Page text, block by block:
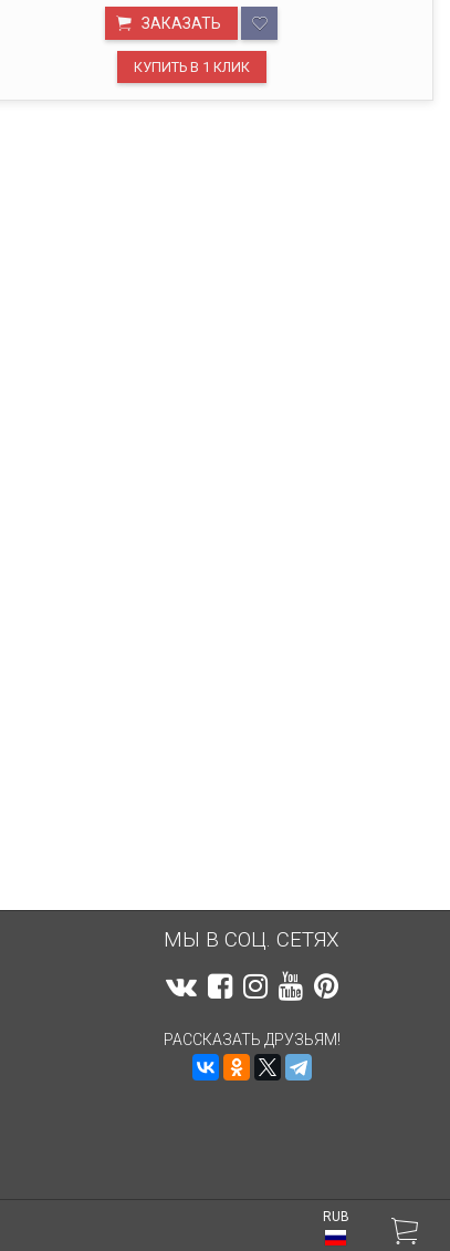
ЗАКАЗАТЬ
В МОСКВЕ
МЫ В СОЦ. СЕТЯХ
РАССКАЗАТЬ ДРУЗЬЯМ!
RUB